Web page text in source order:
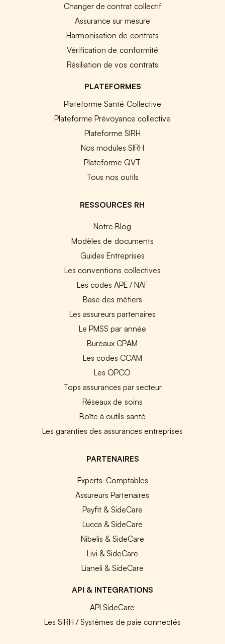
Changer de contrat collectif
Assurance sur mesure
Harmonisation de contrats
Vérification de conformité
Résiliation de vos contrats
PLATEFORMES
Plateforme Santé Collective
Plateforme Prévoyance collective
Plateforme SIRH
Nos modules SIRH
Plateforme QVT
Tous nos outils
RESSOURCES RH
Notre Blog
Modèles de documents
Guides Entreprises
Les conventions collectives
Les codes APE / NAF
Base des métiers
Les assureurs partenaires
Le PMSS par année
Bureaux CPAM
Les codes CCAM
Les OPCO
Tops assurances par secteur
Réseaux de soins
Boîte à outils santé
Les garanties des assurances entreprises
PARTENAIRES
Experts-Comptables
Assureurs Partenaires
Payfit & SideCare
Lucca & SideCare
Nibelis & SideCare
Livi & SideCare
Lianeli & SideCare
API & INTEGRATIONS
API SideCare
Les SIRH / Systèmes de paie connectés